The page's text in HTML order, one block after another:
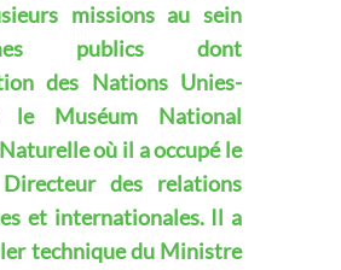
missions au sein
publics dont
des Nations Unies-
Muséum National
où il a occupé le
des relations
et internationales. Il a
technique du Ministre